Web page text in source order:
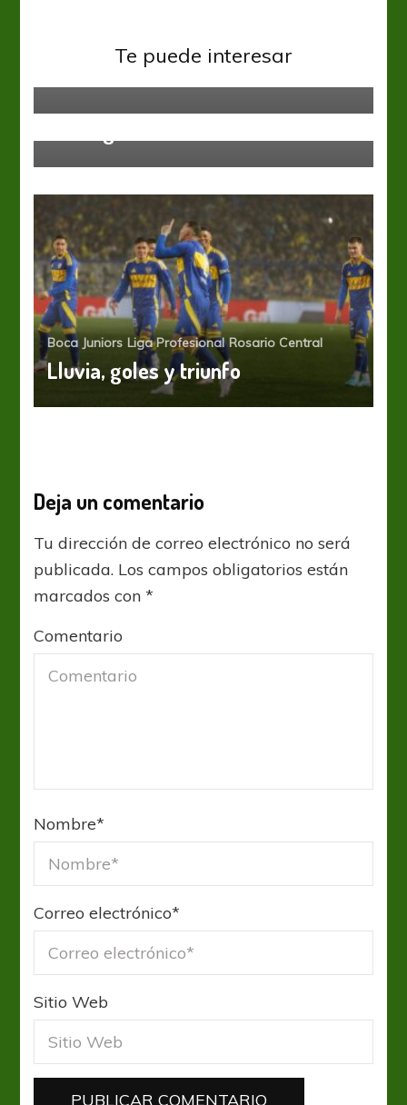
Te puede interesar
“Cambiamos más que nada en la
Liga Profesional
José Vignatti propone la
Boca Juniors Liga Profesional Rosario Central
Lluvia, goles y triunfo
Deja un comentario
Tu dirección de correo electrónico no será
publicada. Los campos obligatorios están
marcados con*
Comentario
Nombre*
Correo electrónico*
Sitio Web